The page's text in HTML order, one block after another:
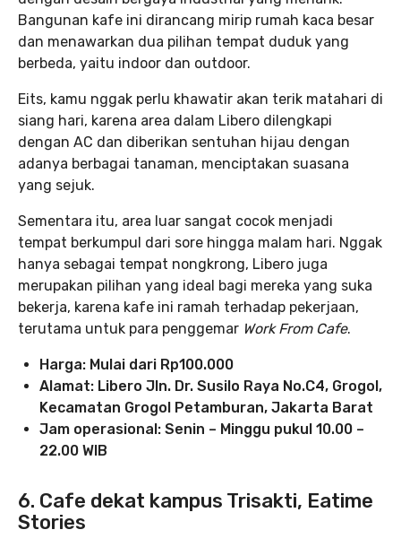
Bangunan kafe ini dirancang mirip rumah kaca besar
dan menawarkan dua pilihan tempat duduk yang
berbeda, yaitu indoor dan outdoor.
Eits, kamu nggak perlu khawatir akan terik matahari di
siang hari, karena area dalam Libero dilengkapi
dengan AC dan diberikan sentuhan hijau dengan
adanya berbagai tanaman, menciptakan suasana
yang sejuk.
Sementara itu, area luar sangat cocok menjadi
tempat berkumpul dari sore hingga malam hari. Nggak
hanya sebagai tempat nongkrong, Libero juga
merupakan pilihan yang ideal bagi mereka yang suka
bekerja, karena kafe ini ramah terhadap pekerjaan,
terutama untuk para penggemar Work From Cafe.
Harga: Mulai dari Rp100.000
Alamat: Libero Jln. Dr. Susilo Raya No.C4, Grogol,
Kecamatan Grogol Petamburan, Jakarta Barat
Jam operasional: Senin – Minggu pukul 10.00 –
22.00 WIB
6. Cafe dekat kampus Trisakti, Eatime
Stories